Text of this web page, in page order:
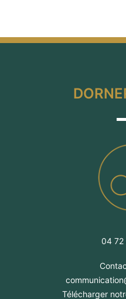
04 72
Télécharger